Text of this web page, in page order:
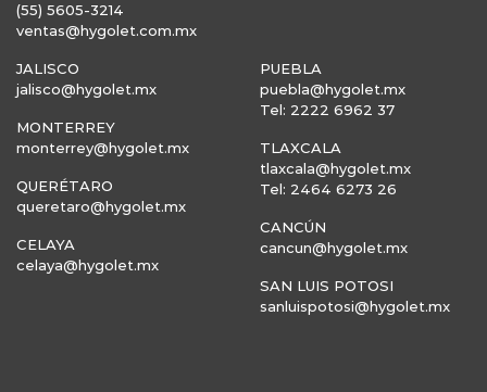
(55) 5605-3214
ventas@hygolet.com.mx
JALISCO
jalisco@hygolet.mx
MONTERREY
monterrey@hygolet.mx
QUERÉTARO
queretaro@hygolet.mx
CELAYA
celaya@hygolet.mx
PUEBLA
puebla@hygolet.mx
Tel: 2222 6962 37
TLAXCALA
tlaxcala@hygolet.mx
Tel: 2464 6273 26
CANCÚN
cancun@hygolet.mx
SAN LUIS POTOSI
sanluispotosi@hygolet.mx